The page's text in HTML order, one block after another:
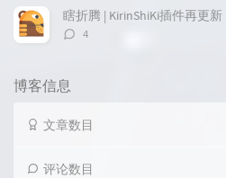
数：
瞎折腾 | KirinShiKi插件再更新
评
4
博客信息
文章数目
评论数目